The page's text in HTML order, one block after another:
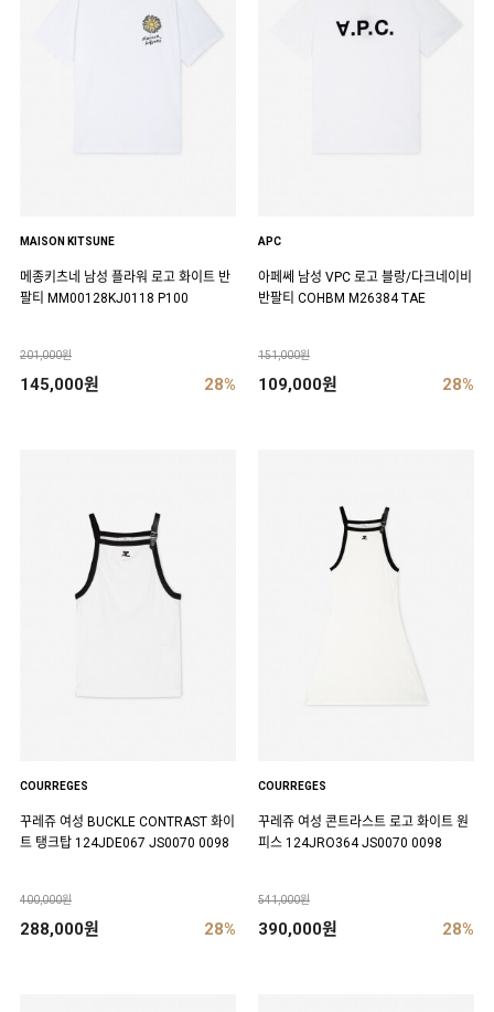
MAISON KITSUNE
메종키츠네 남성 플라워 로고 화이트 반
팔티 MM00128KJ0118 P100
201,000원
145,000원 28%
APC
아페쎄 남성 VPC 로고 블랑/다크네이비
반팔티 COHBM M26384 TAE
151,000원
109,000원 28%
COURREGES
꾸레쥬 여성 BUCKLE CONTRAST 화이
트 탱크탑 124JDE067 JS0070 0098
400,000원
288,000원 28%
COURREGES
꾸레쥬 여성 콘트라스트 로고 화이트 원
피스 124JRO364 JS0070 0098
541,000원
390,000원 28%